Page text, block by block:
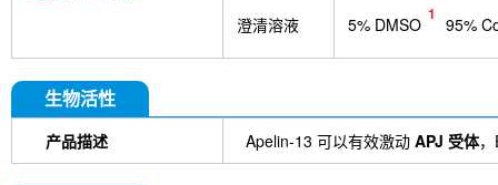
澄清溶液 5% DMSO 1 95%
生物活性
产品描述 Apelin-13 可以有效激动 APJ 受体